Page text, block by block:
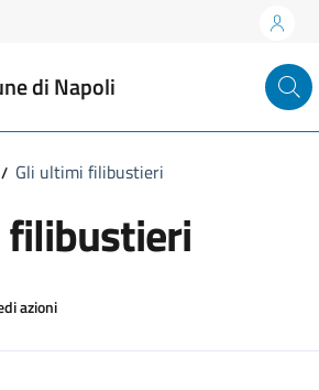
di Napoli
Gli ultimi filibustieri
azioni